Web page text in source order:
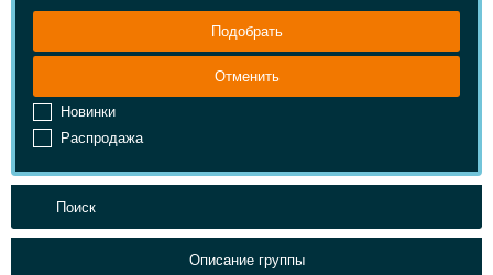
Подобрать
Отменить
Новинки
Распродажа
Описание группы